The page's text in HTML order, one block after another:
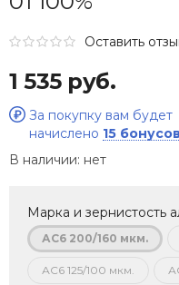
Оставить
1 535 руб.
За покупку вам будет
начислено 15 бонусов
В наличии: нет
Марка и зернистость
АС6 200/160 мкм.
АС6 125/100 мкм.